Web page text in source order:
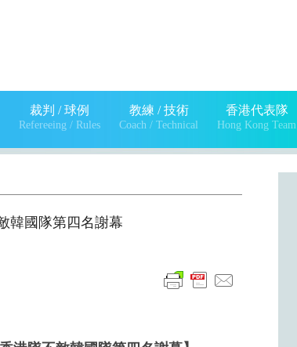
裁判 / 球例
Refereeing / Rules
教練 / 技術
Coach / Technical
香港代表隊
Hong Kong Team
韓國隊第四名謝幕